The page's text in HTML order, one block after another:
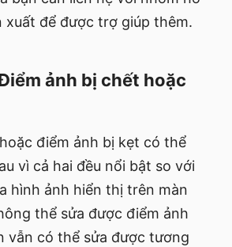
xuất để được trợ giúp thêm.
ảnh bị chết hoặc
điểm ảnh bị kẹt có thể
vì cả hai đều nổi bật so với
hình ảnh hiển thị trên màn
thể sửa được điểm ảnh
vẫn có thể sửa được tương